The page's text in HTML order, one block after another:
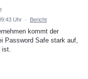
Uhr · Bericht
kommt der
Password Safe stark auf,
ist.